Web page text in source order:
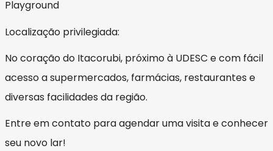
Playground
Localização privilegiada:
No coração do Itacorubi, próximo à UDESC e com fácil
acesso a supermercados, farmácias, restaurantes e
diversas facilidades da região.
Entre em contato para agendar uma visita e conhecer
seu novo lar!